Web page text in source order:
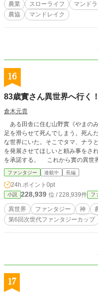
農業 スローライフ マンド
農協
マンドレイク
16
83歳實さん異世界へ行く！
倉木元貴
ある田舎に住む山野實《やまの
足を滑らせて死んでしまう。死ん
な世界にいた。そこでタマ、ナラ
を発展させてほしいと頼み事をさ
を承諾する。 これから實の異世
ファンタジー 連載中 長編
24h.ポイント 0pt
小説 228,939 位 / 228,939件 フ
異世界 ファンタジー 神
第6回次世代ファンタジーカップ
17